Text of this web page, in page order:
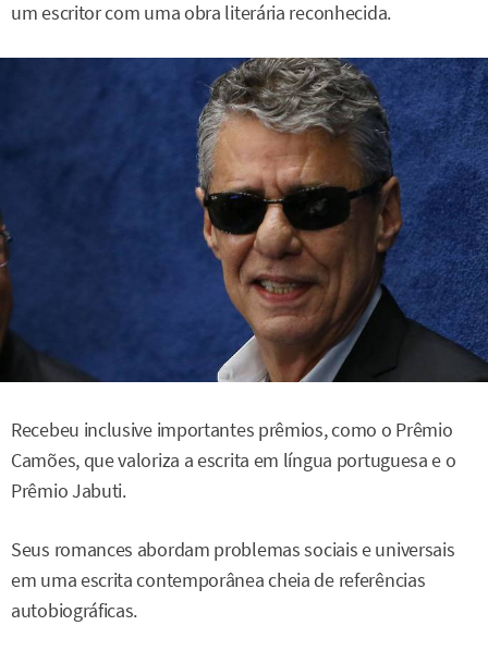
um escritor com uma obra literária reconhecida.
Recebeu inclusive importantes prêmios, como o Prêmio
Camões, que valoriza a escrita em língua portuguesa e o
Prêmio Jabuti.
Seus romances abordam problemas sociais e universais
em uma escrita contemporânea cheia de referências
autobiográficas.